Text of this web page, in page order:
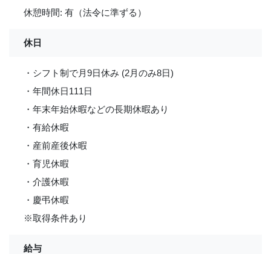
休憩時間: 有（法令に準ずる）
休日
・シフト制で月9日休み (2月のみ8日)
・年間休日111日
・年末年始休暇などの長期休暇あり
・有給休暇
・産前産後休暇
・育児休暇
・介護休暇
・慶弔休暇
※取得条件あり
給与